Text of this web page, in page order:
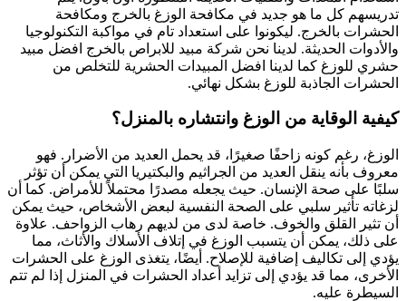
كل ما هو جديد في مكافحة الوزغ بالخرج ومكافحة
بالخرج. ليكونوا على استعداد تام في مواكبة التكنولوجيا
الحديثة. لدينا نحن شركة مبيد للابراص بالخرج افضل مبيد
للوزغ كما لدينا افضل المبيدات الحشرية للتخلص من
الجاذبة للوزغ بشكل نهائي.
الوقاية من الوزغ وانتشاره بالمنزل؟
رغم كونه زاحفًا صغيرًا، قد يحمل العديد من الأضرار. فهو
بأنه ينقل العديد من الجراثيم والبكتيريا التي يمكن أن تؤثر
على صحة الإنسان. حيث يجعله مصدرًا محتملاً للأمراض. كما أن
تأثير سلبي على الصحة النفسية لبعض الأشخاص، حيث يمكن
تثير القلق والخوف. خاصة لدى من لديهم رهاب الزواحف. علاوة
ذلك، يمكن أن يتسبب الوزغ في إتلاف الأسلاك والأثاث، مما
إلى تكاليف إضافية للإصلاح. أيضًا، يتغذى الوزغ على الحشرات
مما قد يؤدي إلى تزايد أعداد الحشرات في المنزل إذا لم تتم
عليه.